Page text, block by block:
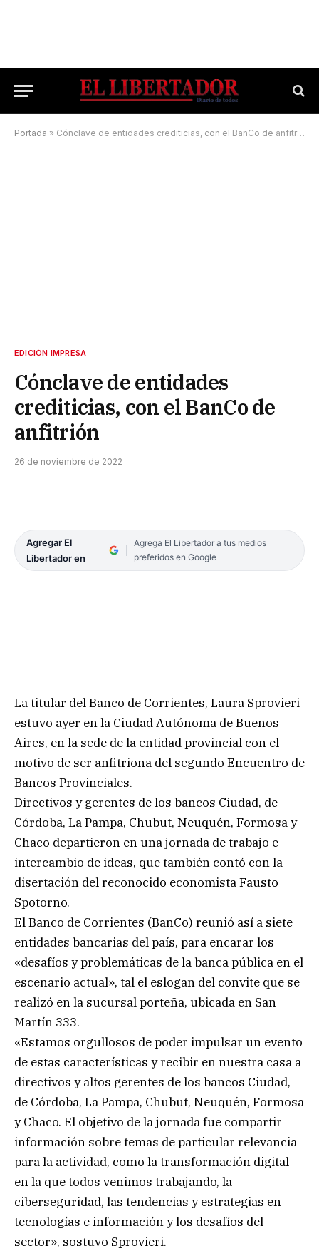
Portada » Cónclave de entidades crediticias, con el BanCo de anfitrión
EDICIÓN IMPRESA
Cónclave de entidades
crediticias, con el BanCo de
anfitrión
26 de noviembre de 2022
Agregar El
Libertador en
Agrega El Libertador a tus medios
preferidos en Google
La titular del Banco de Corrientes, Laura Sprovieri
estuvo ayer en la Ciudad Autónoma de Buenos
Aires, en la sede de la entidad provincial con el
motivo de ser anfitriona del segundo Encuentro de
Bancos Provinciales.
Directivos y gerentes de los bancos Ciudad, de
Córdoba, La Pampa, Chubut, Neuquén, Formosa y
Chaco departieron en una jornada de trabajo e
intercambio de ideas, que también contó con la
disertación del reconocido economista Fausto
Spotorno.
El Banco de Corrientes (BanCo) reunió así a siete
entidades bancarias del país, para encarar los
«desafíos y problemáticas de la banca pública en el
escenario actual», tal el eslogan del convite que se
realizó en la sucursal porteña, ubicada en San
Martín 333.
«Estamos orgullosos de poder impulsar un evento
de estas características y recibir en nuestra casa a
directivos y altos gerentes de los bancos Ciudad,
de Córdoba, La Pampa, Chubut, Neuquén, Formosa
y Chaco. El objetivo de la jornada fue compartir
información sobre temas de particular relevancia
para la actividad, como la transformación digital
en la que todos venimos trabajando, la
ciberseguridad, las tendencias y estrategias en
tecnologías e información y los desafíos del
sector», sostuvo Sprovieri.